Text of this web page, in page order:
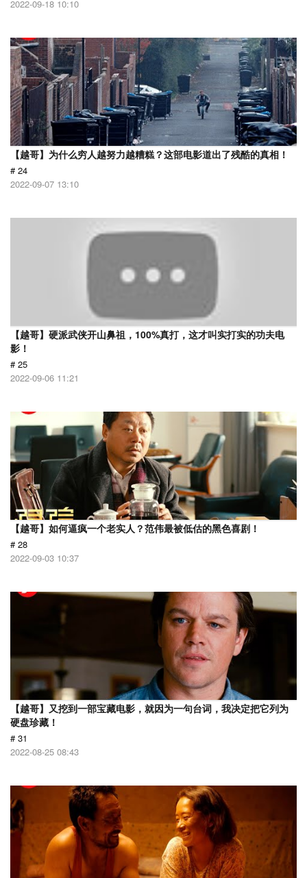
2022-09-18 10:10
【越哥】为什么穷人越努力越糟糕？这部电影道出了残酷的真相！
# 24
2022-09-07 13:10
【越哥】硬派武侠开山鼻祖，100%真打，这才叫实打实的功夫电
影！
# 25
2022-09-06 11:21
【越哥】如何逼疯一个老实人？范伟最被低估的黑色喜剧！
# 28
2022-09-03 10:37
【越哥】又挖到一部宝藏电影，就因为一句台词，我决定把它列为
硬盘珍藏！
# 31
2022-08-25 08:43